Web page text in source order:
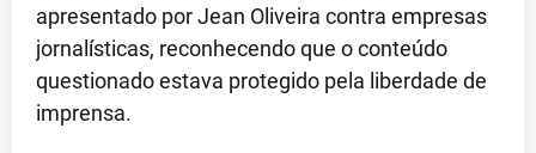
apresentado por Jean Oliveira contra empresas
jornalísticas, reconhecendo que o conteúdo
questionado estava protegido pela liberdade de
imprensa.